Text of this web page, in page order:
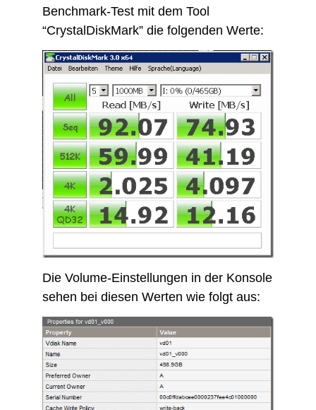
Benchmark-Test mit dem Tool
“CrystalDiskMark” die folgenden Werte:
Die Volume-Einstellungen in der Konsole
sehen bei diesen Werten wie folgt aus: